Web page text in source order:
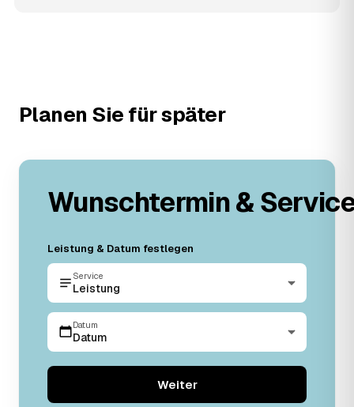
Planen Sie für später
Wunschtermin &
Leistung & Datum festlegen
Service
Leistung
Datum
Datum
Weiter